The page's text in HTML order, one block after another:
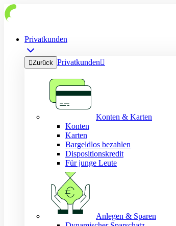
Privatkunden
Zurück Privatkunden
Konten & Karten
Konten
Karten
Bargeldlos bezahlen
Dispositionskredit
Für junge Leute
Anlegen & Sparen